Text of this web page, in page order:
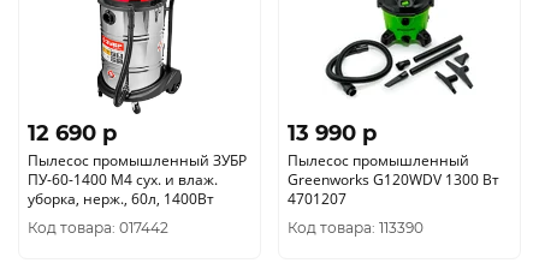
12 690 p
Пылесос промышленный ЗУБР
ПУ-60-1400 М4 сух. и влаж.
уборка, нерж., 60л, 1400Вт
Код товара: 017442
13 990 p
Пылесос промышленный
Greenworks G120WDV 1300 Вт
4701207
Код товара: 113390